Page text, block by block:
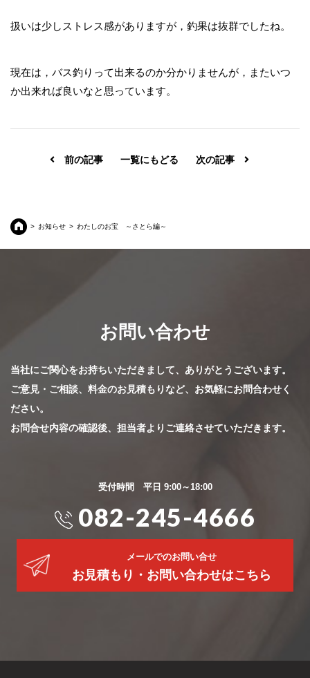
扱いは少しストレス感がありますが，釣果は抜群でしたね。
現在は，バス釣りって出来るのか分かりませんが，またいつ
か出来れば良いなと思っています。
前の記事 一覧にもどる 次の記事
お知らせ わたしのお宝 ～さとら編～
お問い合わせ
当社にご関心をお持ちいただきまして、ありがとうございます。
ご意見・ご相談、料金のお見積もりなど、お気軽にお問合わせく
ださい。
お問合せ内容の確認後、担当者よりご連絡させていただきます。
受付時間 平日 9:00～18:00
082-245-4666
メールでのお問い合せ
お見積もり・お問い合わせはこちら